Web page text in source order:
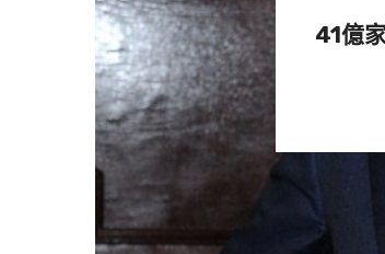
去年聖誕節前後，
服。一個月後他減
ルイボス身上的脂肪
網友們看到後紛紛表
41億